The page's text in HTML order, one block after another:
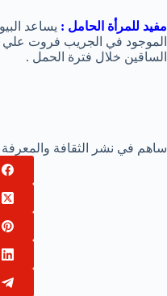
مفيد للمرأة الحامل : يساعد
الموجود في الجريب فروت علي
الساقين خلال فترة الحمل .
ساهم في نشر الثقافة والمعرفة